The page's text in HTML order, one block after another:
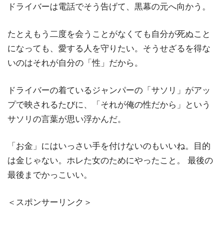
ドライバーは電話でそう告げて、黒幕の元へ向かう。
たとえもう二度を会うことがなくても自分が死ぬこと
になっても、愛する人を守りたい。そうせざるを得な
いのはそれが自分の「性」だから。
ドライバーの着ているジャンパーの「サソリ」がアッ
プで映されるたびに、「それが俺の性だから」という
サソリの言葉が思い浮かんだ。
「お金」にはいっさい手を付けないのもいいね。目的
は金じゃない。ホレた女のためにやったこと。 最後の
最後までかっこいい。
＜スポンサーリンク＞